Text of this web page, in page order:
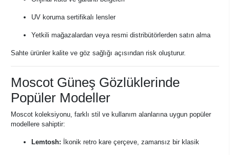
UV koruma sertifikalı lensler
Yetkili mağazalardan veya resmi distribütörlerden satın alma
Sahte ürünler kalite ve göz sağlığı açısından risk oluşturur.
Moscot Güneş Gözlüklerinde
Popüler Modeller
Moscot koleksiyonu, farklı stil ve kullanım alanlarına uygun popüler
modellere sahiptir:
Lemtosh: İkonik retro kare çerçeve, zamansız bir klasik